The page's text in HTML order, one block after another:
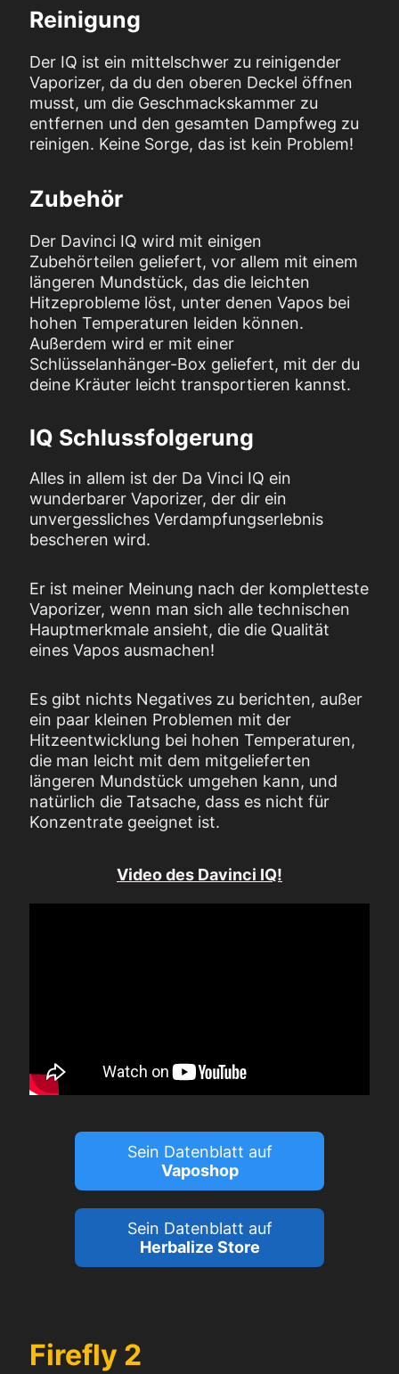
Reinigung
Der IQ ist ein mittelschwer zu reinigender
Vaporizer, da du den oberen Deckel öffnen
musst, um die Geschmackskammer zu
entfernen und den gesamten Dampfweg zu
reinigen. Keine Sorge, das ist kein Problem!
Zubehör
Der Davinci IQ wird mit einigen
Zubehörteilen geliefert, vor allem mit einem
längeren Mundstück, das die leichten
Hitzeprobleme löst, unter denen Vapos bei
hohen Temperaturen leiden können.
Außerdem wird er mit einer
Schlüsselanhänger-Box geliefert, mit der du
deine Kräuter leicht transportieren kannst.
IQ Schlussfolgerung
Alles in allem ist der Da Vinci IQ ein
wunderbarer Vaporizer, der dir ein
unvergessliches Verdampfungserlebnis
bescheren wird.
Er ist meiner Meinung nach der kompletteste
Vaporizer, wenn man sich alle technischen
Hauptmerkmale ansieht, die die Qualität
eines Vapos ausmachen!
Es gibt nichts Negatives zu berichten, außer
ein paar kleinen Problemen mit der
Hitzeentwicklung bei hohen Temperaturen,
die man leicht mit dem mitgelieferten
längeren Mundstück umgehen kann, und
natürlich die Tatsache, dass es nicht für
Konzentrate geeignet ist.
Video des Davinci IQ!
Sein Datenblatt auf
Vaposhop
Sein Datenblatt auf
Herbalize Store
Firefly 2